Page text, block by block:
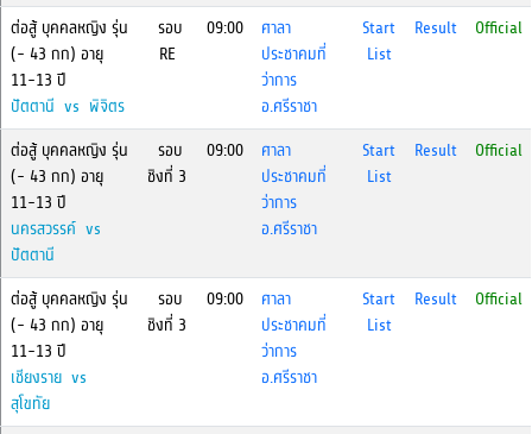
ต่อสู้ บุคคลหญิง รุ่น
(- 43 กก) อายุ
11-13 ปี
ปัตตานี vs พิจิตร
รอบ
RE
09:00
ศาลา
ประชาคมที่
ว่าการ
อ.ศรีราชา
Start
List
Result Official
ต่อสู้ บุคคลหญิง รุ่น
(- 43 กก) อายุ
11-13 ปี
นครสวรรค์ vs
ปัตตานี
รอบ
ชิงที่ 3
09:00
ศาลา
ประชาคมที่
ว่าการ
อ.ศรีราชา
Start
List
Result Official
ต่อสู้ บุคคลหญิง รุ่น
(- 43 กก) อายุ
11-13 ปี
เชียงราย vs
สุโขทัย
รอบ
ชิงที่ 3
09:00
ศาลา
ประชาคมที่
ว่าการ
อ.ศรีราชา
Start
List
Result Official